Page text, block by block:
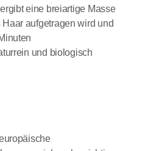
eine breiartige Masse
aufgetragen wird und
und biologisch